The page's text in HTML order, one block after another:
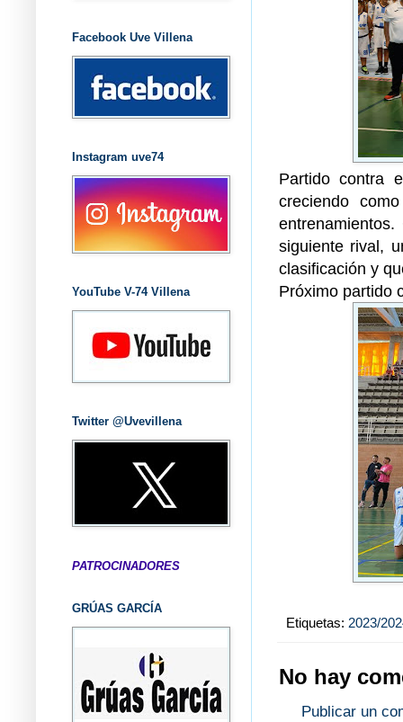
Partido contra
creciendo
siguiente rival,
clasificación y
Próximo partido
Etiquetas: 2023/
No hay
Publicar un
Facebook Uve Villena
Instagram uve74
YouTube V-74 Villena
Twitter @Uvevillena
PATROCINADORES
GRÚAS GARCÍA